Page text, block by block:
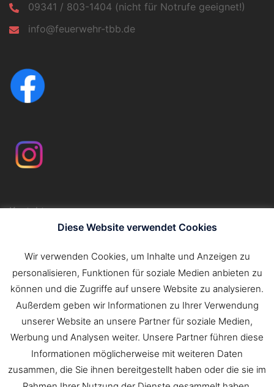
09341 / 803-1404 (nicht für Notrufe geeignet!)
info@feuerwehr-tbb.de
Kontakt
Impressum
Suchen
nach:
Diese Website verwendet Cookies
Wir verwenden Cookies, um Inhalte und Anzeigen zu
personalisieren, Funktionen für soziale Medien anbieten zu
können und die Zugriffe auf unsere Website zu analysieren.
Außerdem geben wir Informationen zu Ihrer Verwendung
unserer Website an unsere Partner für soziale Medien,
Werbung und Analysen weiter. Unsere Partner führen diese
Informationen möglicherweise mit weiteren Daten
zusammen, die Sie ihnen bereitgestellt haben oder die sie im